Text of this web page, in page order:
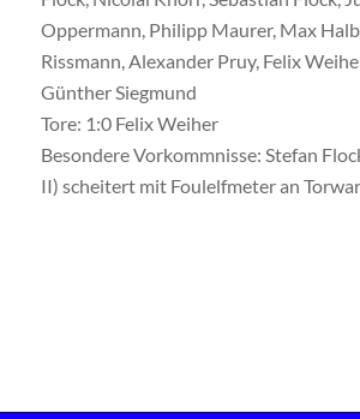
Oppermann, Philipp Maurer, Max
Rissmann, Alexander Pruy, Felix
Günther Siegmund
Tore: 1:0 Felix Weiher
Besondere Vorkommnisse: Stefan
II) scheitert mit Foulelfmeter an